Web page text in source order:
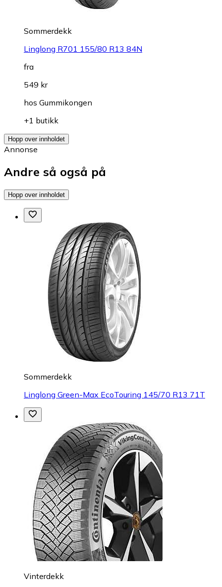
Sommerdekk
Linglong R701 155/80 R13 84N
fra
549 kr
hos Gummikongen
+1 butikk
Hopp over innholdet
Annonse
Andre så også på
Hopp over innholdet
Sommerdekk
Linglong Green-Max EcoTouring 145/70 R13 71T
Vinterdekk